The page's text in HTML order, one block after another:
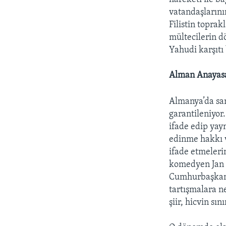
Filistin
mültecilerin
Yahudi
Alman
Almanya’da
garantileniyor.
ifade edip
edinme hakkı
ifade
komedyen
tartışmalara
şiir, hicvin